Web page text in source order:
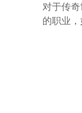
对于传
的职业